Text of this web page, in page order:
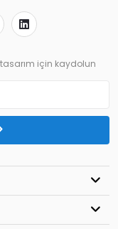
için kaydolun